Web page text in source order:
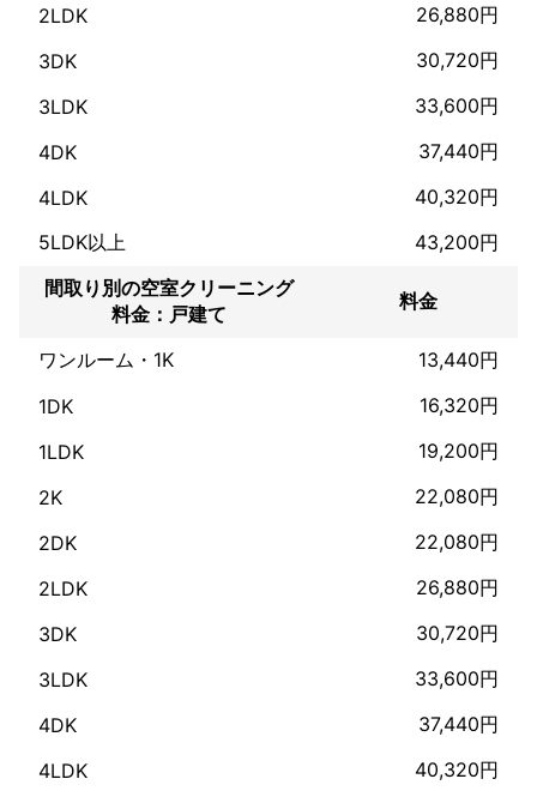
2LDK
26,880円
3DK
30,720円
3LDK
33,600円
4DK
37,440円
4LDK
40,320円
5LDK以上
43,200円
間取り別の空室クリーニング
料金：戸建て
料金
ワンルーム・1K
13,440円
1DK
16,320円
1LDK
19,200円
2K
22,080円
2DK
22,080円
2LDK
26,880円
3DK
30,720円
3LDK
33,600円
4DK
37,440円
4LDK
40,320円